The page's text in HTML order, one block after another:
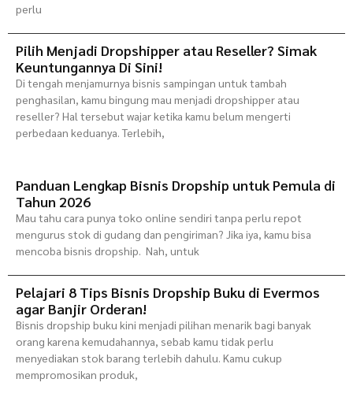
perlu
Pilih Menjadi Dropshipper atau Reseller? Simak
Keuntungannya Di Sini!
Di tengah menjamurnya bisnis sampingan untuk tambah
penghasilan, kamu bingung mau menjadi dropshipper atau
reseller? Hal tersebut wajar ketika kamu belum mengerti
perbedaan keduanya. Terlebih,
Panduan Lengkap Bisnis Dropship untuk Pemula di
Tahun 2026
Mau tahu cara punya toko online sendiri tanpa perlu repot
mengurus stok di gudang dan pengiriman? Jika iya, kamu bisa
mencoba bisnis dropship. Nah, untuk
Pelajari 8 Tips Bisnis Dropship Buku di Evermos
agar Banjir Orderan!
Bisnis dropship buku kini menjadi pilihan menarik bagi banyak
orang karena kemudahannya, sebab kamu tidak perlu
menyediakan stok barang terlebih dahulu. Kamu cukup
mempromosikan produk,